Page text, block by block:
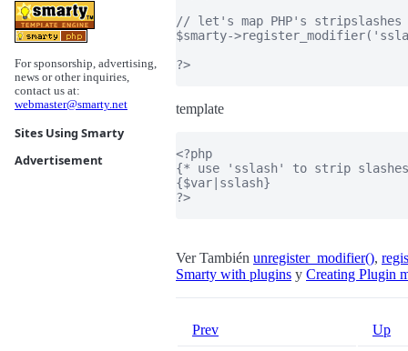
For sponsorship, advertising,
news or other inquiries,
contact us at:
webmaster@smarty.net
Sites Using Smarty
Advertisement
// let's map PHP's
$smarty-
?>
template
<?php
{* use 'sslash' to strip
{$var|sslash}
?>
Ver También unregister_modifier(),
Smarty with plugins y Creating Plugin
Prev Up